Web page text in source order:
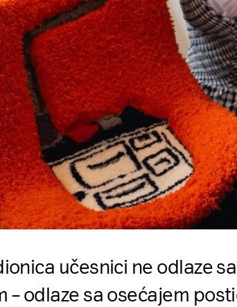
učesnici ne odlaze
– odlaze sa osećajem